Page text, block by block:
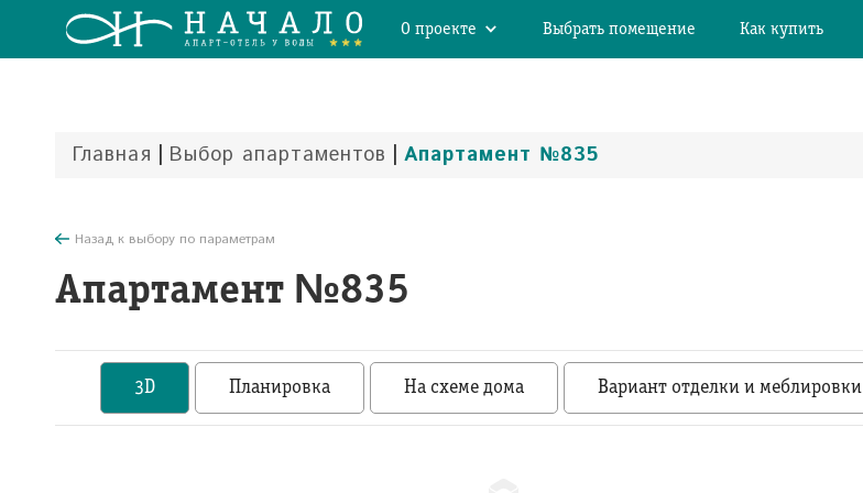
О проекте Выбрать помещение Как купить
Главная | Выбор апартаментов | Апартамент №835
Назад к выбору по параметрам
Апартамент №835
3D Планировка На схеме дома Вариант отделки и меблировки